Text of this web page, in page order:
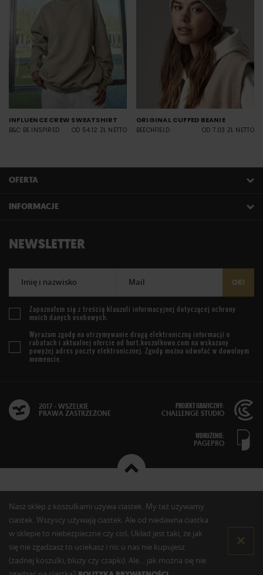
INFLUENCE CREW SWEATSHIRT
B&C BE INSPIRED OD 54.12 ZŁ NETTO
ORIGINAL CUFFED BEANIE
BEECHFIELD OD 7.03 ZŁ NETTO
OFERTA
INFORMACJE
NEWSLETTER
Imię i nazwisko Mail OK!
Zapoznałem się z treścią klauzuli informacyjnej dotyczącej ochrony
moich danych osobowych.
Wyrażam zgodę na otrzymywanie drogą elektroniczną informacji o
rabatach i aktualnej ofercie od hurt.koszulkowo.com na wskazany
powyżej adres poczty elektronicznej. Zgodę można odwołać w dowolnym
momencie.
2017 - WSZELKIE
PRAWA ZASTRZEŻONE
PROJEKT GRAFICZNY:
CHALLENGE STUDIO
WDROŻENIE:
PAGEPRO
Nasz sklep z koszulkami używa ciastek. My też używamy
ciastek. Wszyscy używają ciastek. Ale od niedawna ciastka
w sklepie to niebezpieczne czy coś. Układ jest taki, że jak
się nie zgadzasz to uciekasz i nic u nas nie kupujesz
(żadnej koszulki, bluzy czy czapki). Ale… jak można się nie